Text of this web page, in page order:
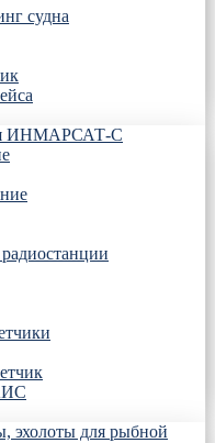
судна
ИНМАРСАТ-С
эхолоты для рыбной